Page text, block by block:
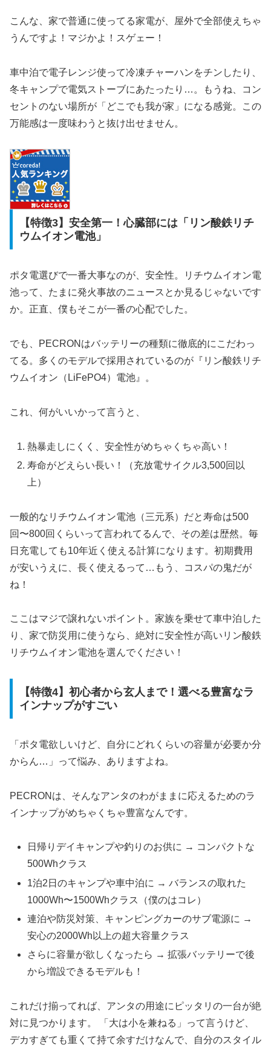
こんな、家で普通に使ってる家電が、屋外で全部使えちゃ
うんですよ！マジかよ！スゲェー！
車中泊で電子レンジ使って冷凍チャーハンをチンしたり、
冬キャンプで電気ストーブにあたったり…。もうね、コン
セントのない場所が「どこでも我が家」になる感覚。この
万能感は一度味わうと抜け出せません。
【特徴3】安全第一！心臓部には「リン酸鉄リチ
ウムイオン電池」
ポタ電選びで一番大事なのが、安全性。リチウムイオン電
池って、たまに発火事故のニュースとか見るじゃないです
か。正直、僕もそこが一番の心配でした。
でも、PECRONはバッテリーの種類に徹底的にこだわっ
てる。多くのモデルで採用されているのが『リン酸鉄リチ
ウムイオン（LiFePO4）電池』。
これ、何がいいかって言うと、
熱暴走しにくく、安全性がめちゃくちゃ高い！
寿命がどえらい長い！（充放電サイクル3,500回以
上）
一般的なリチウムイオン電池（三元系）だと寿命は500
回〜800回くらいって言われてるんで、その差は歴然。毎
日充電しても10年近く使える計算になります。初期費用
が安いうえに、長く使えるって…もう、コスパの鬼だが
ね！
ここはマジで譲れないポイント。家族を乗せて車中泊した
り、家で防災用に使うなら、絶対に安全性が高いリン酸鉄
リチウムイオン電池を選んでください！
【特徴4】初心者から玄人まで！選べる豊富なラ
インナップがすごい
「ポタ電欲しいけど、自分にどれくらいの容量が必要か分
からん…」って悩み、ありますよね。
PECRONは、そんなアンタのわがままに応えるためのラ
インナップがめちゃくちゃ豊富なんです。
日帰りデイキャンプや釣りのお供に → コンパクトな
500Whクラス
1泊2日のキャンプや車中泊に → バランスの取れた
1000Wh〜1500Whクラス（僕のはコレ）
連泊や防災対策、キャンピングカーのサブ電源に →
安心の2000Wh以上の超大容量クラス
さらに容量が欲しくなったら → 拡張バッテリーで後
から増設できるモデルも！
これだけ揃ってれば、アンタの用途にピッタリの一台が絶
対に見つかります。 「大は小を兼ねる」って言うけど、
デカすぎても重くて持て余すだけなんで、自分のスタイル